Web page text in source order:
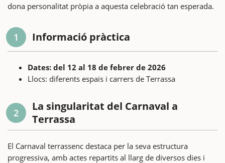
dona personalitat pròpia a aquesta celebració tan esperada.
1 Informació pràctica
Dates: del 12 al 18 de febrer de 2026
Llocs: diferents espais i carrers de Terrassa
2
La singularitat del Carnaval a
Terrassa
El Carnaval terrassenc destaca per la seva estructura
progressiva, amb actes repartits al llarg de diversos dies i